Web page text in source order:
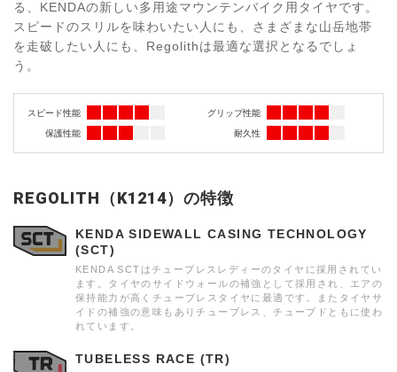
る、KENDAの新しい多用途マウンテンバイク用タイヤです。
スピードのスリルを味わいたい人にも、さまざまな山岳地帯
を走破したい人にも、Regolithは最適な選択となるでしょ
う。
スピード性能 グリップ性能
保護性能 耐久性
REGOLITH（K1214）の特徴
KENDA SIDEWALL CASING TECHNOLOGY
(SCT)
KENDA SCTはチューブレスレディーのタイヤに採用されてい
ます。タイヤのサイドウォールの補強として採用され、エアの
保持能力が高くチューブレスタイヤに最適です。またタイヤサ
イドの補強の意味もありチューブレス、チューブドともに使わ
れています。
TUBELESS RACE (TR)